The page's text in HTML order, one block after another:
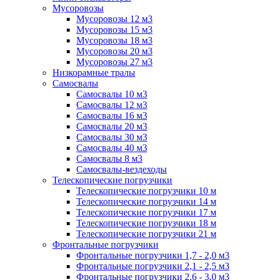
Мусоровозы
Мусоровозы 12 м3
Мусоровозы 15 м3
Мусоровозы 18 м3
Мусоровозы 20 м3
Мусоровозы 27 м3
Низкорамные тралы
Самосвалы
Самосвалы 10 м3
Самосвалы 12 м3
Самосвалы 16 м3
Самосвалы 20 м3
Самосвалы 30 м3
Самосвалы 40 м3
Самосвалы 8 м3
Самосвалы-вездеходы
Телескопические погрузчики
Телескопические погрузчики 10 м
Телескопические погрузчики 14 м
Телескопические погрузчики 17 м
Телескопические погрузчики 18 м
Телескопические погрузчики 21 м
Фронтальные погрузчики
Фронтальные погрузчики 1,7 - 2,0 м3
Фронтальные погрузчики 2,1 - 2,5 м3
Фронтальные погрузчики 2,6 - 3,0 м3